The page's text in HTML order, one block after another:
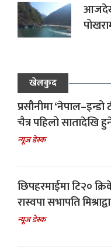
खेलकुद
प्रसौनीमा
चैत्र पहिलो सातादेखि
न्यूज डेस्क
छिपहरमाईमा टि२०
रास्वपा सभापति
न्यूज डेस्क